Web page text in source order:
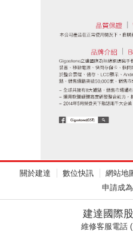
關於建達 數位快訊 網站地
申請成
建達國際
維修客服電話